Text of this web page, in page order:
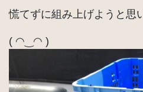
慌てずに組み上げようと思
( ◠‿◠ )